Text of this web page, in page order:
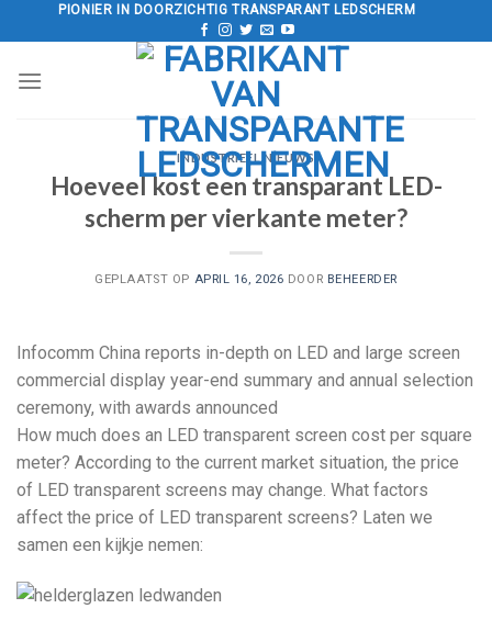
Doorgaan
naar
PIONIER IN DOORZICHTIG TRANSPARANT LEDSCHERM
INDUSTRIEEL NIEUWS
Hoeveel kost een transparant LED-
scherm per vierkante meter?
GEPLAATST OP APRIL 16, 2026 DOOR BEHEERDER
Infocomm China reports in-depth on LED and large screen
commercial display year-end summary and annual selection
ceremony, with awards announced
How much does an LED transparent screen cost per square
meter? According to the current market situation, the price
of LED transparent screens may change. What factors
affect the price of LED transparent screens? Laten we
samen een kijkje nemen: